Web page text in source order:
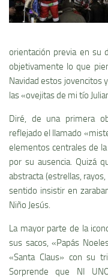
orientación previa en su
objetivamente lo que
Navidad estos jovencitos
las «ovejitas de mi tí­o
Diré, de una primera
reflejado el llamado
elementos centrales de la
por su ausencia. Quizá
abstracta (estrellas,
sentido insistir en
Niño Jesús.
La mayor parte de la
sus sacos, «Papás
«Santa Claus» con su
Sorprende que NI